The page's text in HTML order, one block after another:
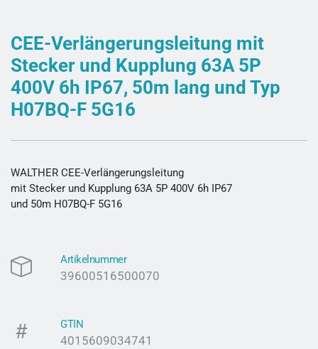
CEE-Verlängerungsleitung mit
Stecker und Kupplung 63A 5P
400V 6h IP67, 50m lang und Typ
H07BQ-F 5G16
WALTHER CEE-Verlängerungsleitung
mit Stecker und Kupplung 63A 5P 400V 6h IP67
und 50m H07BQ-F 5G16
Artikelnummer
39600516500070
GTIN
4015609034741